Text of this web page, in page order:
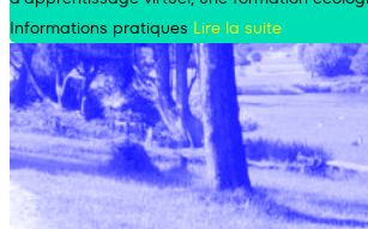
Informations pratiques Lire la suite